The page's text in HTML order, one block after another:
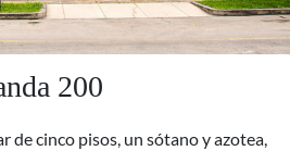
200
de cinco pisos, un sótano y azotea,